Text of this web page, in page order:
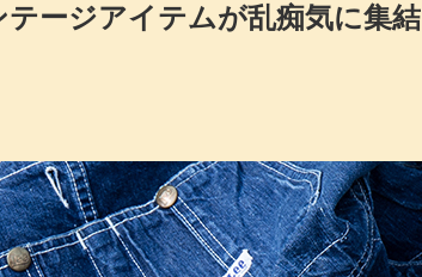
テージアイテムが乱痴気に集結